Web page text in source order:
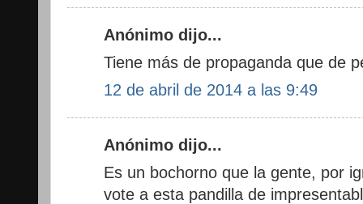
Anónimo dijo...
Tiene más de propaganda que de
12 de abril de 2014 a las 9:49
Anónimo dijo...
Es un bochorno que la gente, por
vote a esta pandilla de